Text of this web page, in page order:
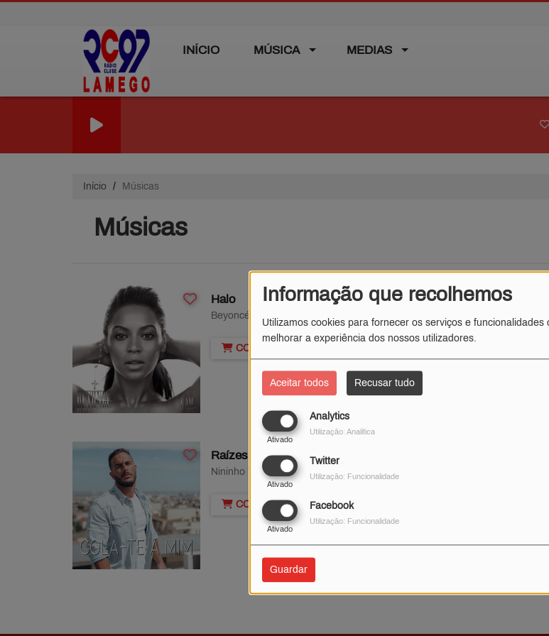
Informação que recolhemos
Utilizamos cookies para fornecer os serviços e
melhorar a experiência dos nossos utilizadores.
Aceitar todos Recusar tudo
Analytics
Ativado
Utilização: Analítica
Twitter
Ativado
Utilização: Funcionalidade
Facebook
Ativado
Utilização: Funcionalidade
Guardar
INÍCIO MÚSICA MEDIAS
Início Músicas
Músicas
Halo
Beyoncé
COMPRAR ESTA FAIXA
Máquina do
Matuê
Raízes
Nininho Vaz Maia
COMPRAR ESTA FAIXA